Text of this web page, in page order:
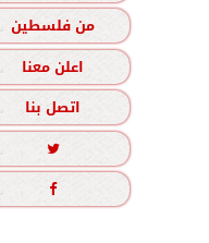
من فلسطين
اعلن معنا
اتصل بنا

